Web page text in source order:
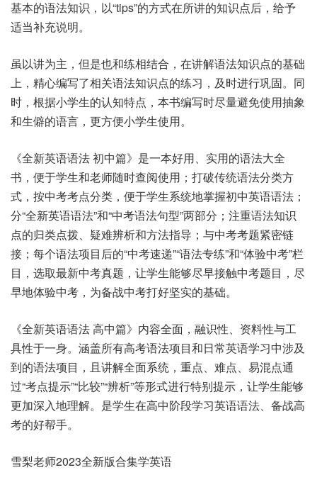
基本的语法知识，以“tips”的方式在所讲的知识点后，给予
适当补充说明。
虽以讲为主，但是也和练相结合，在讲解语法知识点的基础
上，精心编写了相关语法知识点的练习，及时进行巩固。同
时，根据小学生的认知特点，本书编写时尽量避免使用抽象
和生僻的语言，更方便小学生使用。
《全新英语语法 初中篇》是一本好用、实用的语法大全
书，便于学生和老师随时查阅使用；打破传统语法分类方
式，按中考考点分类，便于学生系统地掌握初中英语语法；
分“全新英语语法”和“中考语法句型”两部分；注重语法知识
点的归类点拨、疑难辨析和方法指导；与中考考题紧密链
接；每个语法项目后的“中考速递”“语法专练”和“体验中考”栏
目，选取最新中考真题，让学生能够尽早接触中考题目，尽
早地体验中考，为备战中考打好坚实的基础。
《全新英语语法 高中篇》内容全面，融识性、资料性与工
具性于一身。涵盖所有高考语法项目和日常英语学习中涉及
到的语法项目，且讲解全面系统，重点、难点、易混点通
过“考点提示”“比较”“辨析”等形式进行特别提示，让学生能够
更加深入地理解。是学生在高中阶段学习英语语法、备战高
考的好帮手。
雪梨老师2023全新版合集学英语